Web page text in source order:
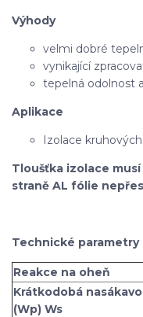
Výhody
velmi dobré
vynikající
tepelná odolnost
Aplikace
Izolace
Tloušťka izolace
straně AL fólie
Technické parametry
Reakce na oheň
Krátkodobá
(Wp) Ws